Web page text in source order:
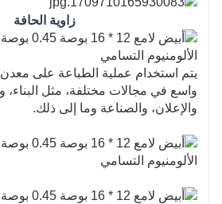
زاوية الحافة
يتم استخدام عملية الطباعة على معدن
واسع في مجالات مختلفة، مثل البناء،
والإعلان، والصناعة وما إلى ذلك.